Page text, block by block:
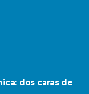
dos caras de